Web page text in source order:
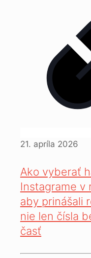
21. apríla 2026
Ako vyberať
Instagrame v
aby prinášali
nie len čísla
časť